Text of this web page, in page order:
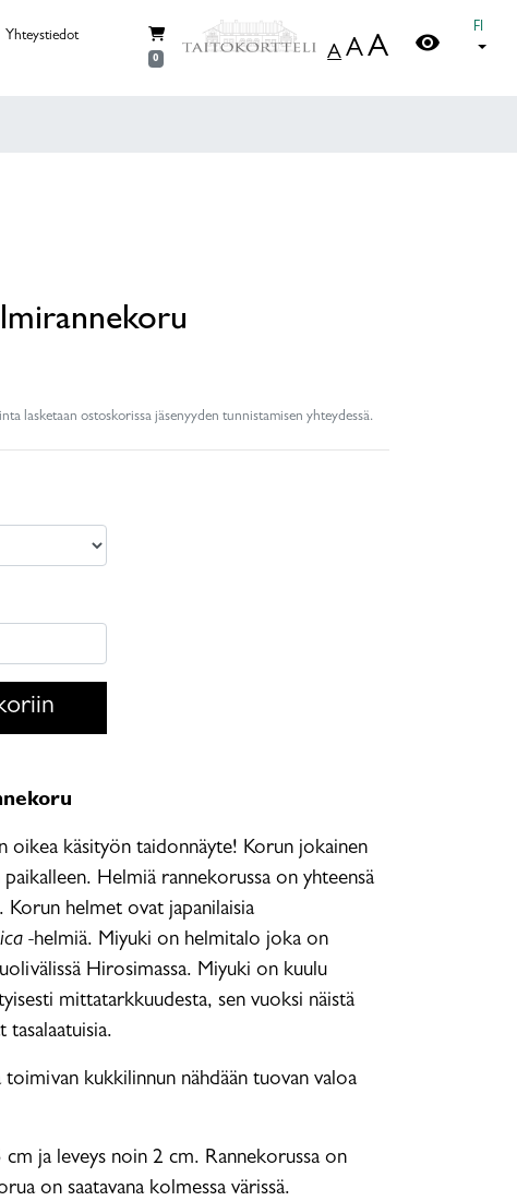
Yhteystiedot
0 A AA visibility
FI
lasketaan ostoskorissa jäsenyyden tunnistamisen yhteydessä.
oikea käsityön taidonnäyte! Korun jokainen
Helmiä rannekorussa on yhteensä
helmet ovat japanilaisia
-helmiä. Miyuki on helmitalo joka on
Hirosimassa. Miyuki on kuulu
mittatarkkuudesta, sen vuoksi näistä
kukkilinnun nähdään tuovan valoa
ja leveys noin 2 cm. Rannekorussa on
on saatavana kolmessa värissä.